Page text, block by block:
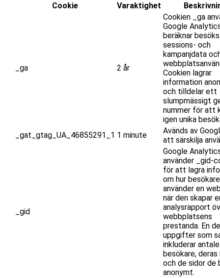
Cookie
Varaktighet
_ga 2 år
Cookien _ga
Google
beräknar
sessions- och
kampanjdata
Cookien lagrar
information
och tilldelar ett
slumpmässigt
nummer för att
igen unika
_gat_gtag_UA_46855291_1 1 minute
Avänds av
att särskilja
_gid
Google
använder _gid-
för att lagra
om hur besökare
använder en
när den skapar
analysrapport
webbplatsens
prestanda. En
uppgifter som
inkluderar
besökare, deras
och de sidor de
anonymt.